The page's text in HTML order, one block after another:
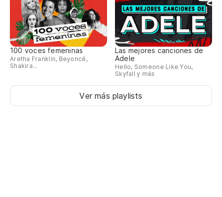
100 voces femeninas
Aretha Franklin, Beyoncé,
Shakira...
Las mejores canciones de
Adele
Hello, Someone Like You,
Skyfall y más
Ver más playlists